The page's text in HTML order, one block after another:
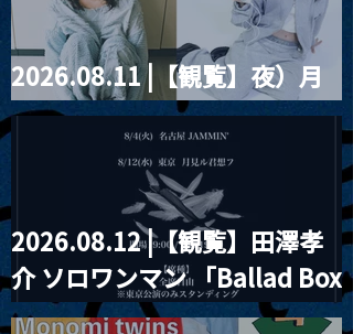
2026.08.11 |【観覧】夜）月
見ル君想フpre. Sugar Shock
2026.08.12 |【観覧】田澤孝
介 ソロワンマン 「Ballad Box
2026」